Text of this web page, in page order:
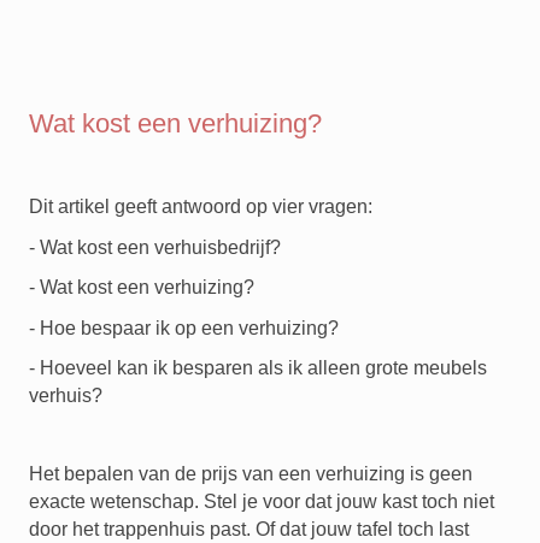
Wat kost een verhuizing?
Dit artikel geeft antwoord op vier vragen:
- Wat kost een verhuisbedrijf?
- Wat kost een verhuizing?
- Hoe bespaar ik op een verhuizing?
- Hoeveel kan ik besparen als ik alleen grote meubels
verhuis?
Het bepalen van de prijs van een verhuizing is geen
exacte wetenschap. Stel je voor dat jouw kast toch niet
door het trappenhuis past. Of dat jouw tafel toch last